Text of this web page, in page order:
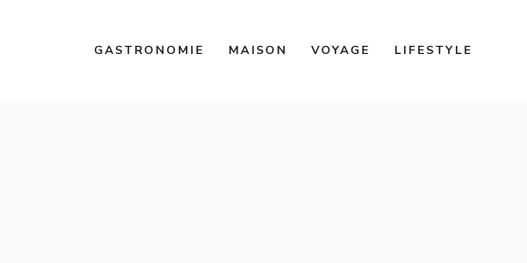
GASTRONOMIE MAISON VOYAGE LIFESTYLE